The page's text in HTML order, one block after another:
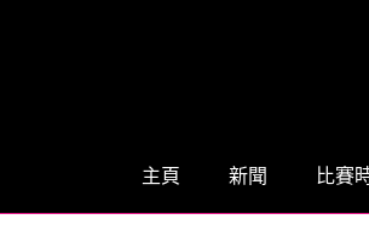
主頁 新聞 比賽